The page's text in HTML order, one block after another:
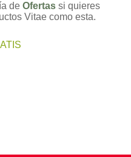
de Ofertas si quieres
Vitae como esta.